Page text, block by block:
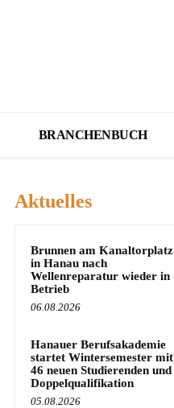
BRANCHENBUCH
Aktuelles
Brunnen am Kanaltorplatz
in Hanau nach
Wellenreparatur wieder in
Betrieb
06.08.2026
Hanauer Berufsakademie
startet Wintersemester mit
46 neuen Studierenden und
Doppelqualifikation
05.08.2026